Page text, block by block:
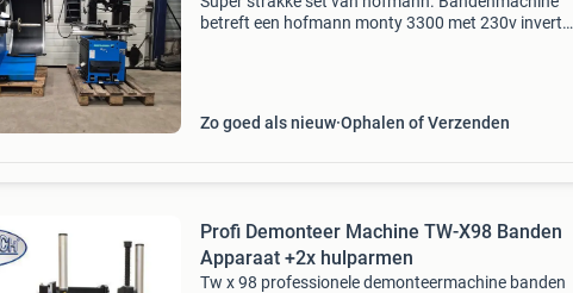
betreft een hofmann monty 3300 met 230v inverter
Zo goed als nieuw Ophalen of Verzenden
Profi Demonteer Machine TW-X98 Banden
Apparaat +2x hulparmen
Tw x 98 professionele demonteermachine banden